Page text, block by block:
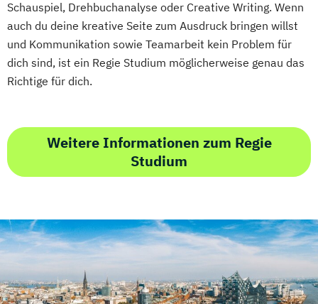
Schauspiel, Drehbuchanalyse oder Creative Writing. Wenn
auch du deine kreative Seite zum Ausdruck bringen willst
und Kommunikation sowie Teamarbeit kein Problem für
dich sind, ist ein Regie Studium möglicherweise genau das
Richtige für dich.
Weitere Informationen zum Regie
Studium